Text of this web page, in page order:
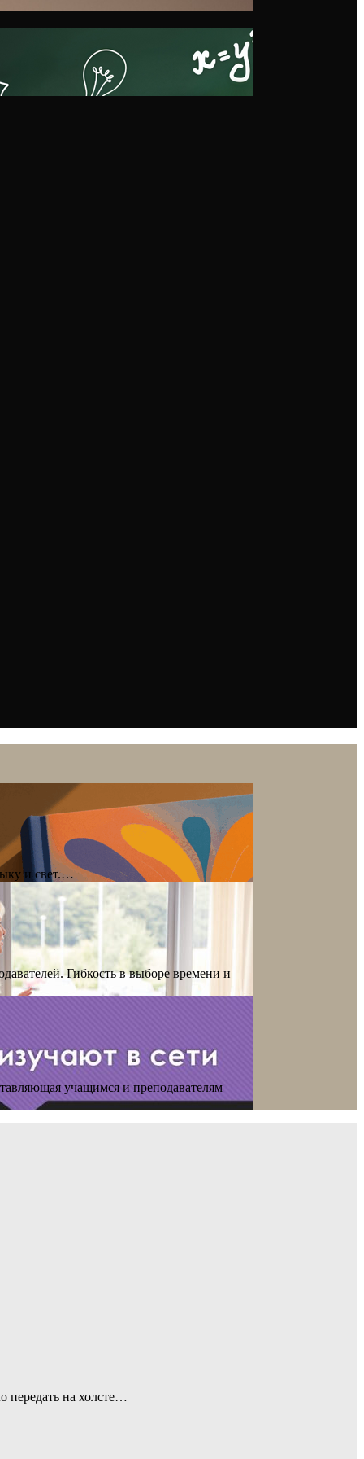
и свет.…
Гибкость в выборе времени и
учащимся и преподавателям
передать на холсте…